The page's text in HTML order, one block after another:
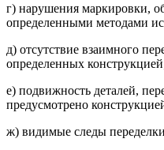
г) нарушения маркировки,
определенными методами
д) отсутствие взаимного
определенных
е) подвижность деталей,
предусмотрено
ж) видимые следы